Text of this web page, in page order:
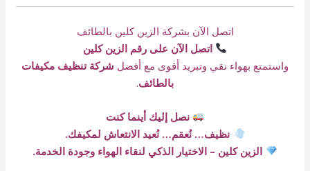
اتصل الآن بشركة الزين كلين بالطائف
اتصل الآن على رقم الزين كلين
واستمتع بهواء نقي وتبريد أقوى مع أفضل شركة تنظيف مكيفات
بالطائف.
نصل إليك أينما كنت
نظيف… نُعقم… نُعيد الانتعاش لمكيفك.
الزين كلين – الاختيار الذكي لنقاء الهواء وجودة الخدمة.